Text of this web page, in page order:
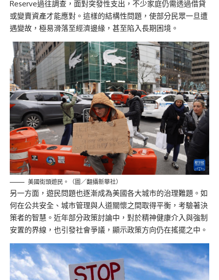
Reserve過往調查，面對突發性支出，不少家庭仍需透過借貸
或變賣資產才能應對。這樣的結構性問題，使部分民眾一旦遭
遇變故，極易滑落至經濟邊緣，甚至陷入長期困境。
美國街頭遊民。（圖／翻攝新華社）
另一方面，遊民問題也逐漸成為美國各大城市的治理難題。如
何在公共安全、城市管理與人道關懷之間取得平衡，考驗著決
策者的智慧。近年部分政策討論中，對於精神健康介入與強制
安置的界線，也引發社會爭議，顯示政策方向仍在搖擺之中。